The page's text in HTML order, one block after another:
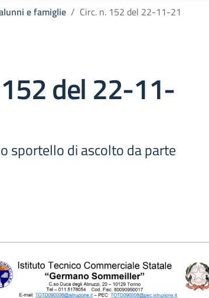
e famiglie Circ. n. 152 del 22-11-21
152 del 22-11-
sportello di ascolto da parte